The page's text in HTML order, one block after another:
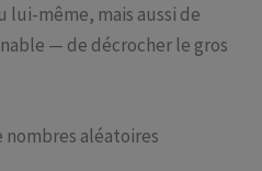
lui-même, mais aussi de
— de décrocher le gros
nombres aléatoires